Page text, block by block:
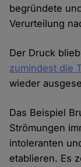
begründete
Verurteilung
Der Druck
zumindest die
wieder
Das Beispiel
Strömungen
intoleranten
etablieren. Es